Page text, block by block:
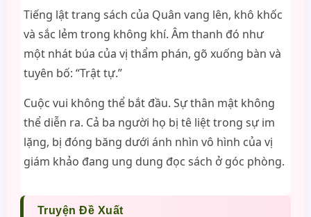
Tiếng lật trang sách của Quân vang lên, khô khốc
và sắc lẻm trong không khí. Âm thanh đó như
một nhát búa của vị thẩm phán, gõ xuống bàn và
tuyên bố: “Trật tự.”
Cuộc vui không thể bắt đầu. Sự thân mật không
thể diễn ra. Cả ba người họ bị tê liệt trong sự im
lặng, bị đóng băng dưới ánh nhìn vô hình của vị
giám khảo đang ung dung đọc sách ở góc phòng.
Truyện Đề Xuất